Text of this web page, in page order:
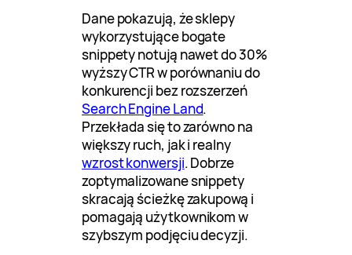
Dane pokazują, że sklepy
wykorzystujące bogate
snippety notują nawet do 30%
wyższy CTR w porównaniu do
konkurencji bez rozszerzeń
Search Engine Land.
Przekłada się to zarówno na
większy ruch, jak i realny
wzrost konwersji. Dobrze
zoptymalizowane snippety
skracają ścieżkę zakupową i
pomagają użytkownikom w
szybszym podjęciu decyzji.